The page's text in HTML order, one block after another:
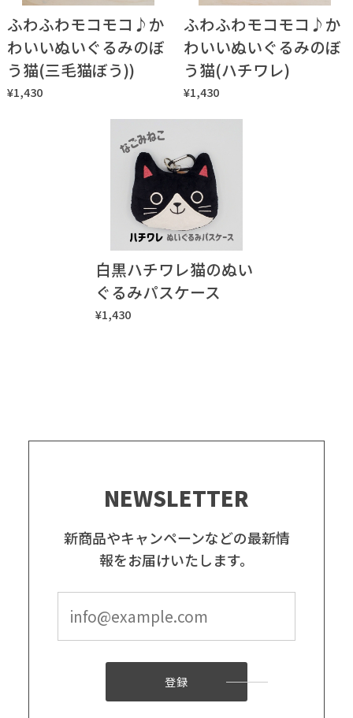
ふわふわモコモコ♪か
わいいぬいぐるみのぼ
う猫(三毛猫ぼう))
¥1,430
ふわふわモコモコ♪か
わいいぬいぐるみのぼ
う猫(ハチワレ)
¥1,430
白黒ハチワレ猫のぬい
ぐるみパスケース
¥1,430
NEWSLETTER
新商品やキャンペーンなどの最新情
報をお届けいたします。
登録